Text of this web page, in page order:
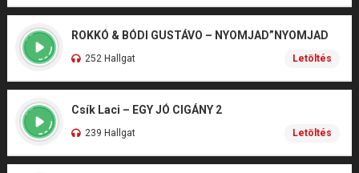
ROKKÓ & BÓDI GUSTÁVO – NYOMJAD”NYOMJAD
252 Hallgat Letöltés
Csík Laci – EGY JÓ CIGÁNY 2
239 Hallgat Letöltés